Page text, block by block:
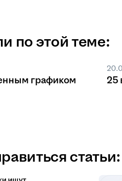
по этой теме:
графиком 25
статьи: